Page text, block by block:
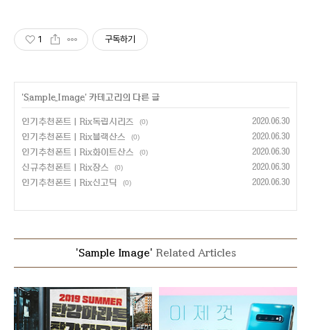
1 구독하기
'Sample Image' 카테고리의 다른 글
인기추천폰트 | Rix독립시리즈 (0) 2020.06.30
인기추천폰트 | Rix블랙산스 (0) 2020.06.30
인기추천폰트 | Rix화이트산스 (0) 2020.06.30
신규추천폰트 | Rix장스 (0) 2020.06.30
인기추천폰트 | Rix신고딕 (0) 2020.06.30
'Sample Image' Related Articles